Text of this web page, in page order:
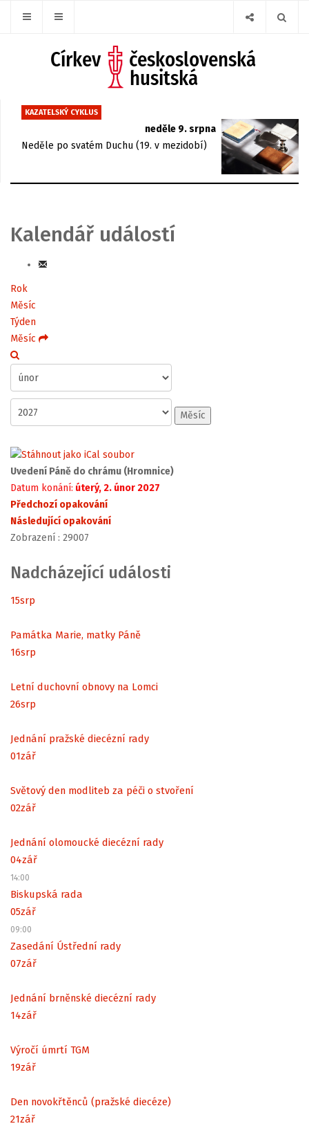
KAZATELSKÝ CYKLUS
neděle 9. srpna
Neděle po svatém Duchu (19. v mezidobí)
Kalendář událostí
Rok
Měsíc
Týden
Měsíc
Měsíc
Uvedení Páně do chrámu (Hromnice)
Datum konání: úterý, 2. únor 2027
Předchozí opakování
Následující opakování
Zobrazení : 29007
Nadcházející události
15srp
Památka Marie, matky Páně
16srp
Letní duchovní obnovy na Lomci
26srp
Jednání pražské diecézní rady
01zář
Světový den modliteb za péči o stvoření
02zář
Jednání olomoucké diecézní rady
04zář
14:00
Biskupská rada
05zář
09:00
Zasedání Ústřední rady
07zář
Jednání brněnské diecézní rady
14zář
Výročí úmrtí TGM
19zář
Den novokřtěnců (pražské diecéze)
21zář